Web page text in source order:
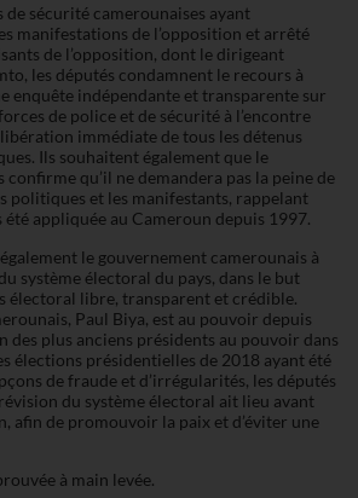
de sécurité camerounaises ayant
manifestations de l’opposition et arrêté
de l’opposition, dont le dirigeant
les députés condamnent le recours à
enquête indépendante et transparente sur
de police et de sécurité à l’encontre
immédiate de tous les détenus
Ils souhaitent également que le
confirme qu’il ne demandera pas la peine de
politiques et les manifestants, rappelant
été appliquée au Cameroun depuis 1997.
le gouvernement camerounais à
système électoral du pays, dans le but
électoral libre, transparent et crédible.
Paul Biya, est au pouvoir depuis
des plus anciens présidents au pouvoir dans
élections présidentielles de 2018 ayant été
de fraude et d’irrégularités, les députés
du système électoral ait lieu avant
afin de promouvoir la paix et d’éviter une
à main levée.